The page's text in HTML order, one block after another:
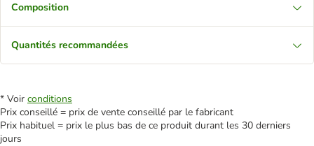
Composition
Quantités recommandées
* Voir conditions
Prix conseillé = prix de vente conseillé par le fabricant
Prix habituel = prix le plus bas de ce produit durant les 30 derniers
jours